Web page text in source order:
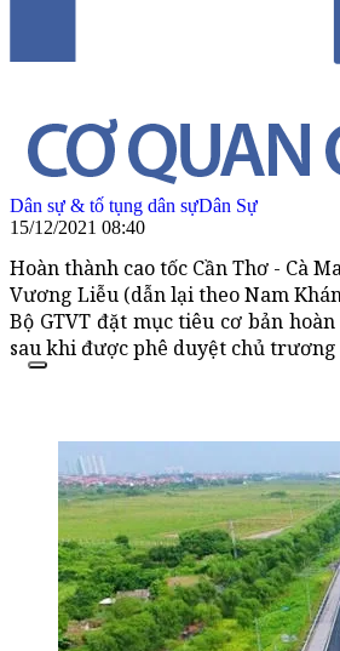
Dân sự & tố tụng dân sựDân Sự
15/12/2021 08:40
Hoàn thành cao tốc Cần Thơ - Cà
Vương Liễu (dẫn lại theo Nam
Bộ GTVT đặt mục tiêu cơ bản
sau khi được phê duyệt chủ